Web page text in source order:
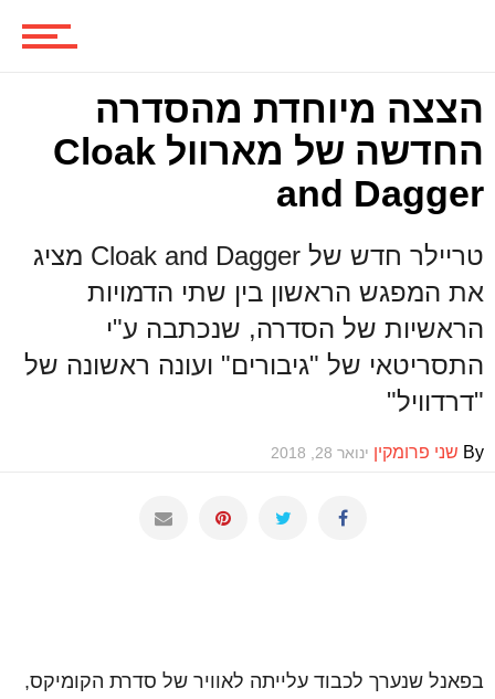
ביקורות משחקים
ספרים וקומיקס
הצצה מיוחדת מהסדרה
החדשה של מארוול Cloak
and Dagger
טריילר חדש של Cloak and Dagger מציג
את המפגש הראשון בין שתי הדמויות
הראשיות של הסדרה, שנכתבה ע"י
התסריטאי של "גיבורים" ועונה ראשונה של
"דרדוויל"
By שני פרומקין ינואר 28, 2018
בפאנל שנערך לכבוד עלייתה לאוויר של סדרת הקומיקס,